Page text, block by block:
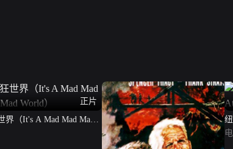
正片
界（It's A Mad Mad Mad
）